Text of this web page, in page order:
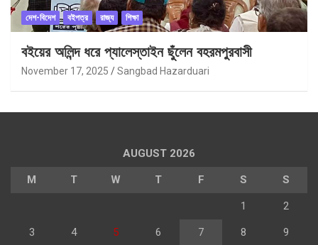
দেশ-বিদেশ বইপত্র রাজ্য শিক্ষা
বইয়ের অলিন্দ ধরে প্যালেস্তাইন ছুঁলেন বহরমপুরবাসী
November 17, 2025 Sangbad Hazarduari
AUGUST 2026
M T W T F S S
1 2
3 4 5 6 7 8 9